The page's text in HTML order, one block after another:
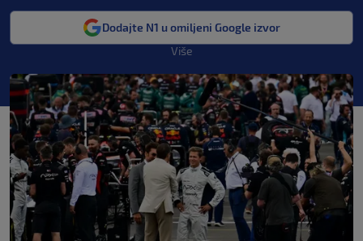
Dodajte N1 u omiljeni Google izvor
Više